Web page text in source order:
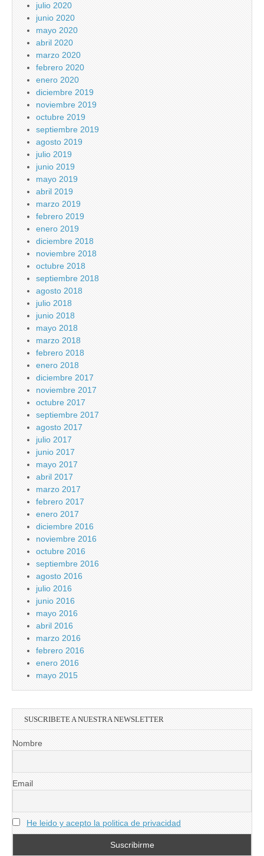
julio 2020
junio 2020
mayo 2020
abril 2020
marzo 2020
febrero 2020
enero 2020
diciembre 2019
noviembre 2019
octubre 2019
septiembre 2019
agosto 2019
julio 2019
junio 2019
mayo 2019
abril 2019
marzo 2019
febrero 2019
enero 2019
diciembre 2018
noviembre 2018
octubre 2018
septiembre 2018
agosto 2018
julio 2018
junio 2018
mayo 2018
marzo 2018
febrero 2018
enero 2018
diciembre 2017
noviembre 2017
octubre 2017
septiembre 2017
agosto 2017
julio 2017
junio 2017
mayo 2017
abril 2017
marzo 2017
febrero 2017
enero 2017
diciembre 2016
noviembre 2016
octubre 2016
septiembre 2016
agosto 2016
julio 2016
junio 2016
mayo 2016
abril 2016
marzo 2016
febrero 2016
enero 2016
mayo 2015
SUSCRIBETE A NUESTRA NEWSLETTER
Nombre
Email
He leido y acepto la politica de privacidad